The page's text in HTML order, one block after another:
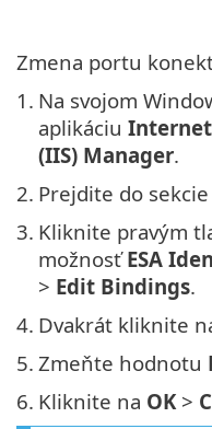
Zmena portu
1. Na svojom
aplikáciu
(IIS) Manager.
2. Prejdite do sekcie
3. Kliknite pravým
možnosťESA
> Edit Bindings.
4. Dvakrát kliknite
5. Zmeňte hodnotu
6. Kliknite na OK >